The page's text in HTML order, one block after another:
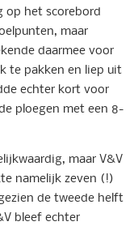
op het scorebord
maar
daarmee voor
te pakken en liep uit
echter kort voor
ploegen met een 8-
maar V&V
namelijk zeven (!)
de tweede helft
bleef echter